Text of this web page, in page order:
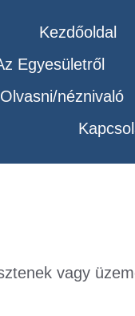
Kezdőoldal
Egyesületről
Olvasni/néznivaló
vagy